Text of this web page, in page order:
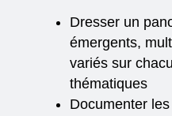
Dresser un
émergents,
variés sur
thématiques
Documenter